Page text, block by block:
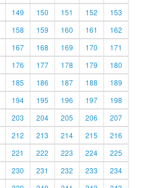
149 150 151 152
153
158 159 160 161
162
167 168 169 170
171
176 177 178 179
180
185 186 187 188
189
194 195 196 197
198
203 204 205 206
207
212 213 214 215
216
221 222 223 224
225
230 231 232 233
234